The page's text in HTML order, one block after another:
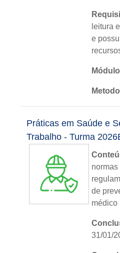
leitura
e
Idioma:
Práticas em Saúde e
Trabalho - Turma
normas
de
médico
31/01/